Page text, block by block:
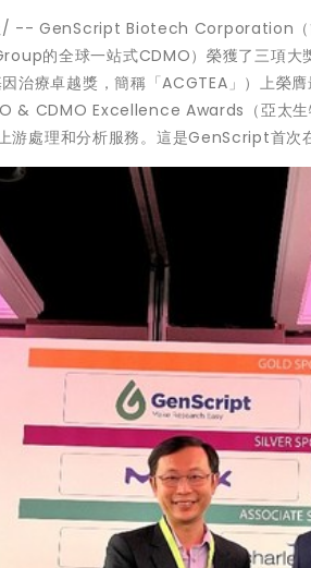
/ -- GenScript Biotech Corporation（
的全球一站式CDMO）榮獲了三項
療卓越獎，簡稱「ACGTEA」）上榮
CDMO Excellence Awards（亞太生
游處理和分析服務。這是GenScript首次